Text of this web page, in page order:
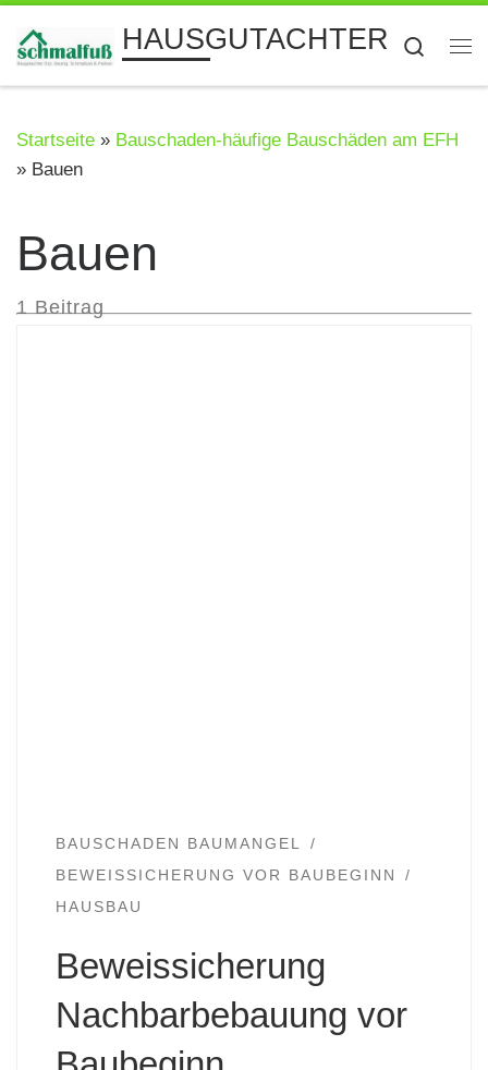
Zum Inhalt springenHAUSGUTACHTER
Search
Startseite » Bauschaden-häufige Bauschäden am EFH
» Bauen
Bauen
1 Beitrag
BAUSCHADEN BAUMANGEL
BEWEISSICHERUNG VOR BAUBEGINN
HAUSBAU
Beweissicherung
Nachbarbebauung vor